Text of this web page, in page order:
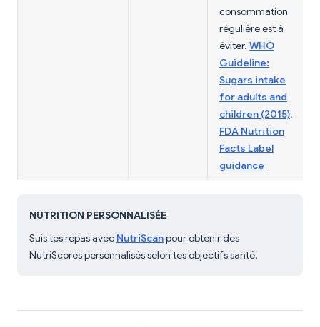
consommation
régulière est à
éviter. WHO
Guideline:
Sugars intake
for adults and
children (2015);
FDA Nutrition
Facts Label
guidance
NUTRITION PERSONNALISÉE
Suis tes repas avec NutriScanpour obtenir des
NutriScores personnalisés selon tes objectifs santé.